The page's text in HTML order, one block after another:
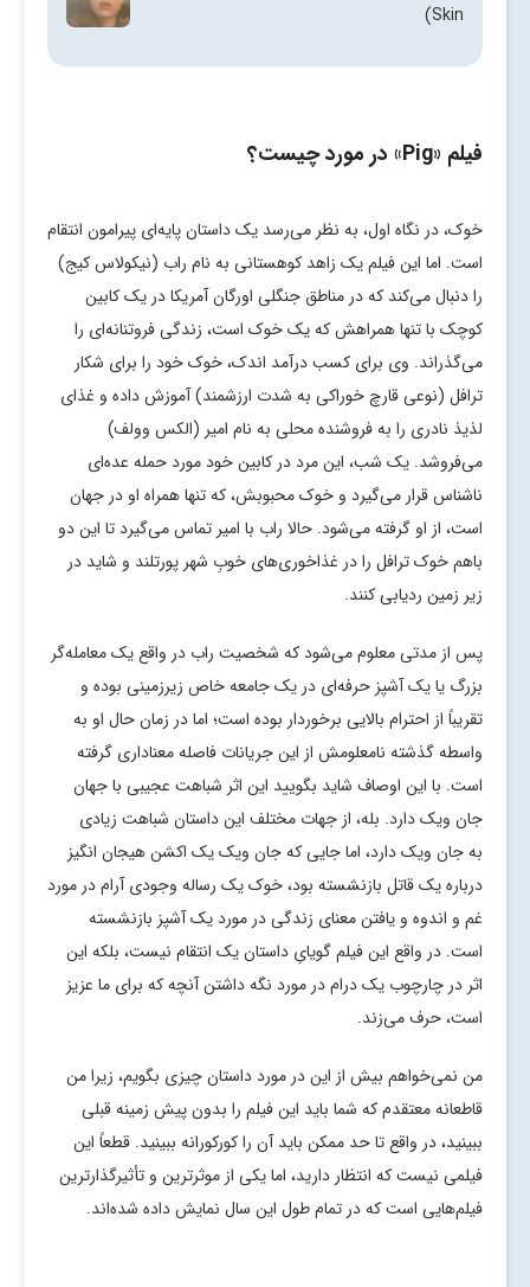
Skin)
فیلم «Pig» در مورد چیست؟
خوک، در نگاه اول، به نظر می‌رسد یک داستان پایه‌ای پیرامون انتقام
است. اما این فیلم یک زاهد کوهستانی به نام راب (نیکولاس کیج)
را دنبال می‌کند که در مناطق جنگلی اورگان آمریکا در یک کابین
کوچک با تنها همراهش که یک خوک است، زندگی فروتنانه‌ای را
می‌گذراند. وی برای کسب درآمد اندک، خوک خود را برای شکار
ترافل (نوعی قارچ خوراکی به شدت ارزشمند) آموزش داده و غذای
لذیذ نادری را به فروشنده محلی به نام امیر (الکس وولف)
می‌فروشد. یک شب، این مرد در کابین خود مورد حمله عده‌ای
ناشناس قرار می‌گیرد و خوک محبوبش، که تنها همراه او در جهان
است، از او گرفته می‌شود. حالا راب با امیر تماس می‌گیرد تا این دو
باهم خوک ترافل را در غذاخوری‌های خوبِ شهر پورتلند و شاید در
زیر زمین ردیابی کنند.
پس از مدتی معلوم می‌شود که شخصیت راب در واقع یک معامله‌گر
بزرگ یا یک آشپز حرفه‌ای در یک جامعه خاص زیرزمینی بوده و
تقریباً از احترام بالایی برخوردار بوده است؛ اما در زمان حال او به
واسطه گذشته نامعلومش از این جریانات فاصله معناداری گرفته
است. با این اوصاف شاید بگویید این اثر شباهت عجیبی با جهان
جان ویک دارد. بله، از جهات مختلف این داستان شباهت زیادی
به جان ویک دارد، اما جایی که جان ویک یک اکشن هیجان انگیز
درباره یک قاتل بازنشسته بود، خوک یک رساله وجودی آرام در مورد
غم و اندوه و یافتن معنای زندگی در مورد یک آشپز بازنشسته
است. در واقع این فیلم گویایِ داستان یک انتقام نیست، بلکه این
اثر در چارچوب یک درام در مورد نگه داشتن آنچه که برای ما عزیز
است، حرف می‌زند.
من نمی‌خواهم بیش از این در مورد داستان چیزی بگویم، زیرا من
قاطعانه معتقدم که شما باید این فیلم را بدون پیش زمینه قبلی
ببینید، در واقع تا حد ممکن باید آن را کورکورانه ببینید. قطعاً این
فیلمی نیست که انتظار دارید، اما یکی از موثرترین و تأثیرگذارترین
فیلم‌هایی است که در تمام طول این سال نمایش داده شده‌اند.